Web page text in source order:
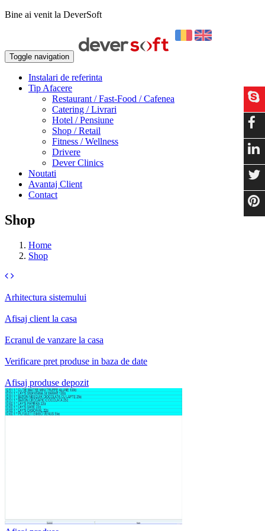
Bine ai venit la DeverSoft
Toggle navigation
Instalari de referinta
Tip Afacere
Restaurant / Fast-Food / Cafenea
Catering / Livrari
Hotel / Pensiune
Shop / Retail
Fitness / Wellness
Drivere
Dever Clinics
Noutati
Avantaj Client
Contact
Shop
Home
Shop
Arhitectura sistemului
Afisaj client la casa
Ecranul de vanzare la casa
Verificare pret produse in baza de date
Afisaj produse depozit